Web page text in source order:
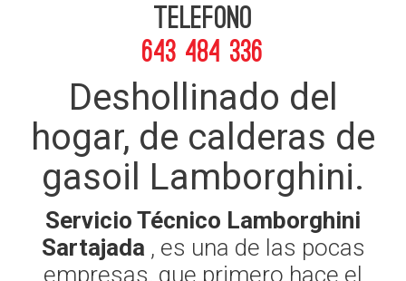
telefono
643 484 336
Deshollinado del
hogar, de calderas de
gasoil Lamborghini.
Servicio Técnico Lamborghini
Sartajada , es una de las pocas
empresas, que primero hace el